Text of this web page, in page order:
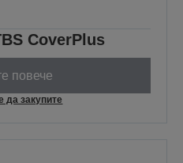
CoverPlus
повече
да закупите